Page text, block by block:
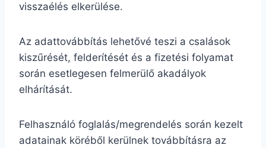
visszaélés elkerülése.
Az adattovábbítás lehetővé teszi a csalások
kiszűrését, felderítését és a fizetési folyamat
során esetlegesen felmerülő akadályok
elhárítását.
Felhasználó foglalás/megrendelés során kezelt
adatainak köréből kerülnek továbbításra az